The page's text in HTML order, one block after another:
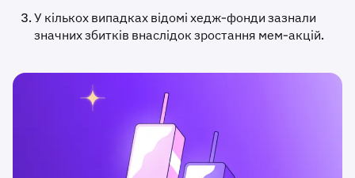
У кількох випадках відомі хедж-фонди зазнали
значних збитків внаслідок зростання мем-акцій.